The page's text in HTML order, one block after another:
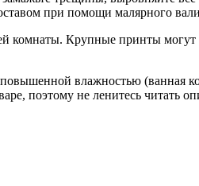
при помощи малярного
комнаты. Крупные принты
влажностью
поэтому не ленитесь читать